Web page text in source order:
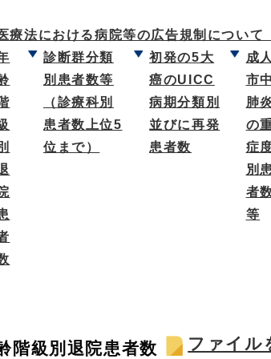
療法における病院等の広告規制について
診断群分類
別患者数等
（診療科別
患者数上位5
位まで）
初発の5大
癌のUICC
病期分類別
並びに再発
患者数
成人
市中
肺
の
症
別患
者
等
階級別退院患者数 ファイル